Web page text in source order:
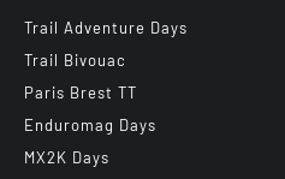
Trail Adventure Days
Trail Bivouac
Paris Brest TT
Enduromag Days
MX2K Days